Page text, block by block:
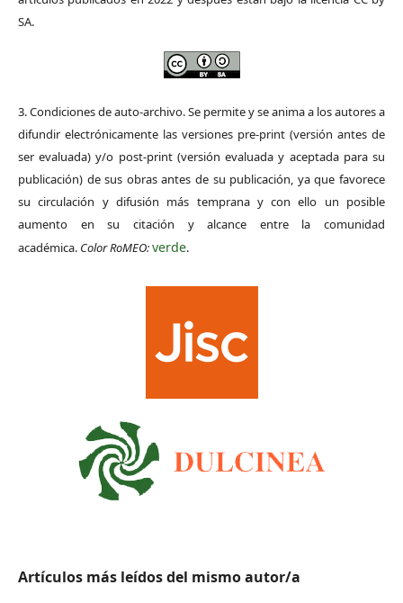
SA.
3. Condiciones de auto-archivo. Se permite y se anima a los autores a
difundir electrónicamente las versiones pre-print (versión antes de
ser evaluada) y/o post-print (versión evaluada y aceptada para su
publicación) de sus obras antes de su publicación, ya que favorece
su circulación y difusión más temprana y con ello un posible
aumento en su citación y alcance entre la comunidad
académica. Color RoMEO:verde.
Artículos más leídos del mismo autor/a